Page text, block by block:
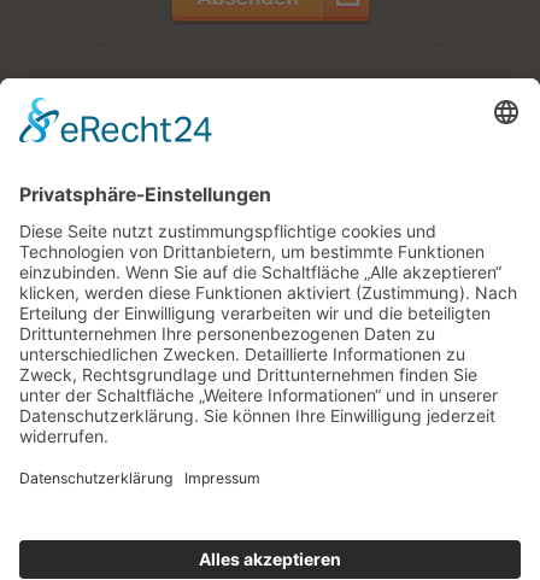
Zimmer /
Ferienwohnungen
Jetzt buchen
Pension |
Zimmer mit Frühstück |
Ferienwohnungen |
Datenschutz |
powered by